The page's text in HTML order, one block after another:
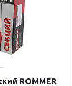
ROMMER